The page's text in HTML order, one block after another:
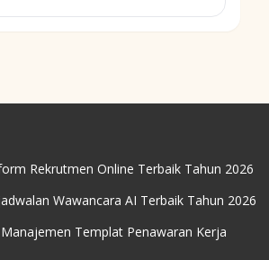
Rekrutmen Online Terbaik Tahun 2026
Wawancara AI Terbaik Tahun 2026
Templat Penawaran Kerja